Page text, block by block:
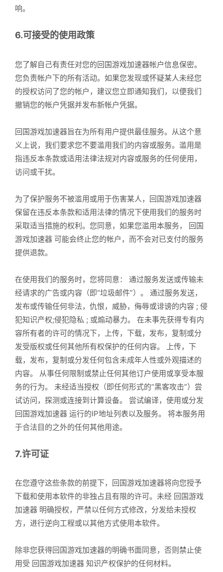
响。
6.可接受的使用政策
您了解自己有责任对您的回国游戏加速器帐户信息保密。
您负责帐户下的所有活动。如果您发现或怀疑某人未经您
的授权访问了您的帐户，建议您立即通知我们，以便我们
撤销您的帐户凭据并发布新帐户凭据。
回国游戏加速器旨在为所有用户提供最佳服务。从这个意
义上说，我们要求您不要滥用我们的内容或服务。滥用是
指违反本条款或适用法律法规对内容或服务的任何使用，
访问或干扰。
为了保护服务不被滥用或用于伤害某人，回国游戏加速器
保留在违反本条款和适用法律的情况下使用我们的服务时
采取适当措施的权利。您同意，如果您滥用本服务， 回国
游戏加速器 可能会终止您的帐户，而不会对已支付的服务
提供退款。
在使用我们的服务时，您将同意： 通过服务发送或传输未
经请求的广告或内容（即“垃圾邮件”）。 通过服务发送，
发布或传输任何非法，仇恨，威胁，侮辱或诽谤的内容 ; 侵
犯知识产权;侵犯隐私 ; 或煽动暴力。 在未事先获得专有内
容所有者的许可的情况下，上传，下载，发布，复制或分
发受版权或任何其他所有权保护的任何内容。 上传，下
载，发布，复制或分发任何包含未成年人性或外观描述的
内容。 从事任何限制或禁止任何其他订户使用或享受本服
务的行为。 未经适当授权（即任何形式的“黑客攻击”）尝
试访问，探测或连接到计算设备。 尝试编译，使用或分发
回国游戏加速器 运行的IP地址列表以及服务。 将本服务用
于合法目的之外的任何其他用途。
7.许可证
在您遵守这些条款的前提下，回国游戏加速器将向您授予
下载和使用本软件的非独占且有限的许可。未经 回国游戏
加速器 明确授权，严禁以任何方式修改，分发给未授权
方，进行逆向工程或以其他方式使用本软件。
除非您获得回国游戏加速器的明确书面同意，否则禁止使
用受 回国游戏加速器 知识产权保护的任何材料。